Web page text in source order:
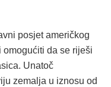
posjet američkog
da se riješi
Unatoč
zemalja u iznosu od